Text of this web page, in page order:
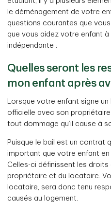
le déménagement de votre
questions courantes que
que vous aidez votre enfant à
indépendante :
Quelles seront les
mon enfant après
Lorsque votre enfant signe
officielle avec son
tout dommage qu’il cause à
Puisque le bail est un contrat
important que votre enfant en
Celles-ci définissent les
propriétaire et du locataire.
locataire, sera donc tenu
causés au logement.